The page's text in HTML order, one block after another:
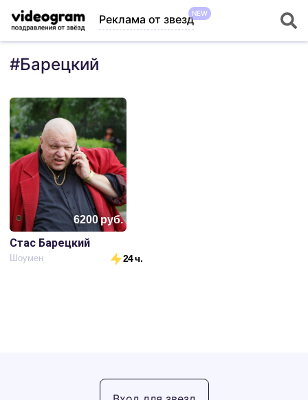
Реклама от звездNEW
#Барецкий
6200руб.
Стас Барецкий
Шоумен 24 ч.